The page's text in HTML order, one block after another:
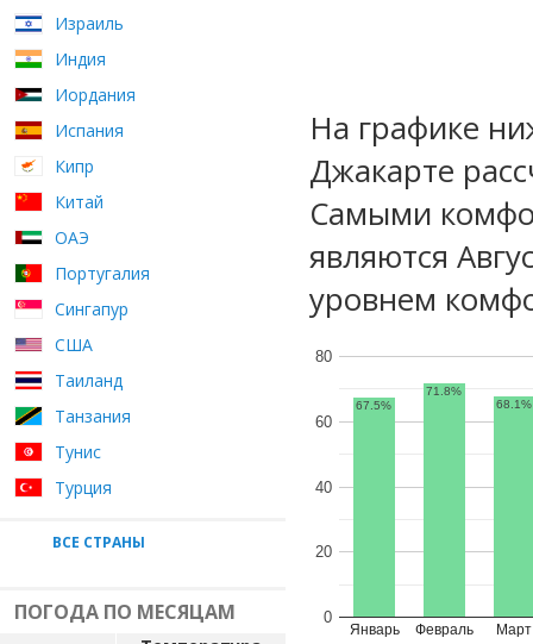
Израиль
Индия
Иордания
Испания
Кипр
Китай
ОАЭ
Португалия
Сингапур
США
Таиланд
Танзания
Тунис
Турция
ВСЕ СТРАНЫ
ПОГОДА ПО МЕСЯЦАМ
На графике
Джакарте
Самыми
являются
уровнем
Январь Февраль Март
0
20
40
60
80
67.5%
71.8%
68.1%